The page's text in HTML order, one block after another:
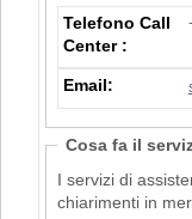
Telefono Call
Center :
Email:
Cosa fa il
I servizi di
chiarimenti in